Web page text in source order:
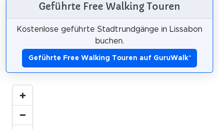
Geführte Free Walking Touren
Kostenlose geführte Stadtrundgänge in Lissabon
buchen.
Geführte Free Walking Touren auf GuruWalk*